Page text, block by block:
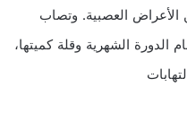
الأعراض العصبية. وتصاب
الدورة الشهرية وقلة كميتها،